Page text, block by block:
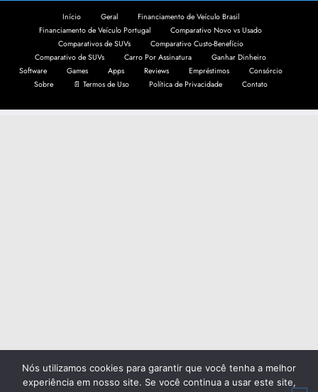
Início Geral
Financiamento de Veículo Brasil
Financiamento de Veículo Portugal
Comparativo Novo vs Usado
Comparativos de SUVs
Comparativo Custo-Benefício
Comparativo de SUVs
Carro Por Assinatura
Ganhar Dinheiro
Software
Games Apps Reviews Empréstimos
Consórcio
Sobre
📄 Termos de Uso Política de Privacidade Contato
Nós utilizamos cookies para garantir que você tenha a melhor
experiência em nosso site. Se você continua a usar este site,